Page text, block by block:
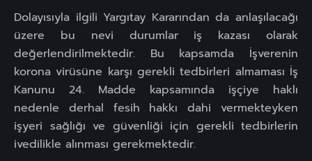
Dolayısıyla ilgili Yargıtay Kararından da anlaşılacağı
üzere bu nevi durumlar iş kazası olarak
değerlendirilmektedir. Bu kapsamda İşverenin
korona virüsüne karşı gerekli tedbirleri almaması İş
Kanunu 24. Madde kapsamında işçiye haklı
nedenle derhal fesih hakkı dahi vermekteyken
işyeri sağlığı ve güvenliği için gerekli tedbirlerin
ivedilikle alınması gerekmektedir.